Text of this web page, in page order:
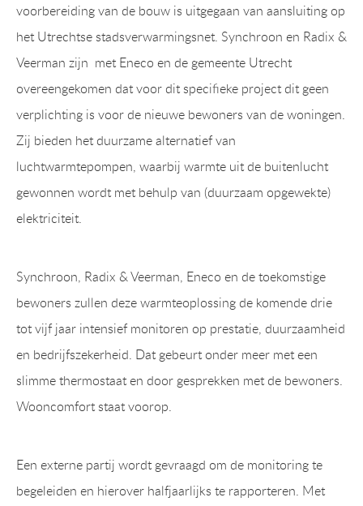
voorbereiding van de bouw is uitgegaan van aansluiting op
het Utrechtse stadsverwarmingsnet. Synchroon en Radix &
Veerman zijn met Eneco en de gemeente Utrecht
overeengekomen dat voor dit specifieke project dit geen
verplichting is voor de nieuwe bewoners van de woningen.
Zij bieden het duurzame alternatief van
luchtwarmtepompen, waarbij warmte uit de buitenlucht
gewonnen wordt met behulp van (duurzaam opgewekte)
elektriciteit.
Synchroon, Radix & Veerman, Eneco en de toekomstige
bewoners zullen deze warmteoplossing de komende drie
tot vijf jaar intensief monitoren op prestatie, duurzaamheid
en bedrijfszekerheid. Dat gebeurt onder meer met een
slimme thermostaat en door gesprekken met de bewoners.
Wooncomfort staat voorop.
Een externe partij wordt gevraagd om de monitoring te
begeleiden en hierover halfjaarlijks te rapporteren. Met